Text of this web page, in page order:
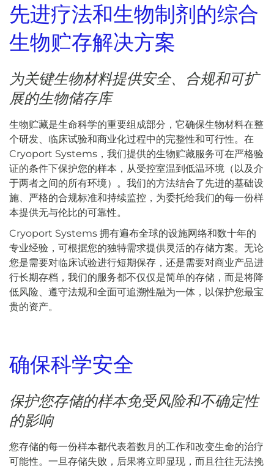
先进疗法和生物制剂的综合
生物贮存解决方案
为关键生物材料提供安全、合规和可扩
展的生物储存库
生物贮藏是生命科学的重要组成部分，它确保生物材料在整
个研发、临床试验和商业化过程中的完整性和可行性。在
Cryoport Systems，我们提供的生物贮藏服务可在严格验
证的条件下保护您的样本，从受控室温到低温环境（以及介
于两者之间的所有环境）。我们的方法结合了先进的基础设
施、严格的合规标准和持续监控，为委托给我们的每一份样
本提供无与伦比的可靠性。
Cryoport Systems 拥有遍布全球的设施网络和数十年的
专业经验，可根据您的独特需求提供灵活的存储方案。无论
您是需要对临床试验进行短期保存，还是需要对商业产品进
行长期存档，我们的服务都不仅仅是简单的存储，而是将降
低风险、遵守法规和全面可追溯性融为一体，以保护您最宝
贵的资产。
确保科学安全
保护您存储的样本免受风险和不确定性
的影响
您存储的每一份样本都代表着数月的工作和改变生命的治疗
可能性。一旦存储失败，后果将立即显现，而且往往无法挽